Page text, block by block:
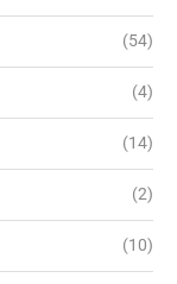
(54)
(4)
(14)
(2)
(10)